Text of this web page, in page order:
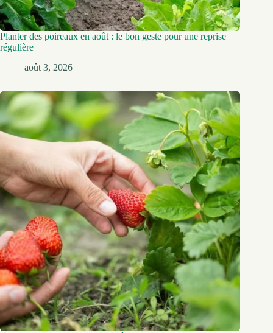
Planter des poireaux en août : le bon geste pour une reprise
régulière
août 3, 2026